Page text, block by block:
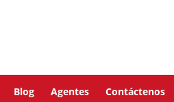
Blog Agentes Contáctenos